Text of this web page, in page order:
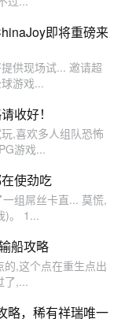
即将重磅来
供现场试... 邀请超
游戏...
收好！
,喜欢多人组队恐怖
游戏...
使劲吃
组屌丝卡直... 莫慌,
)。 1...
船攻略
,这个点在重生点出
了,...
，稀有祥瑞唯一